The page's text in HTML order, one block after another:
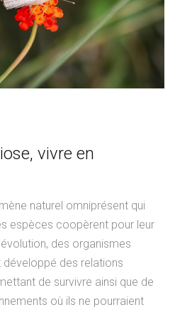
vivre en
naturel omniprésent qui
espèces coopèrent pour leur
des organismes
des relations
de survivre ainsi que de
où ils ne pourraient